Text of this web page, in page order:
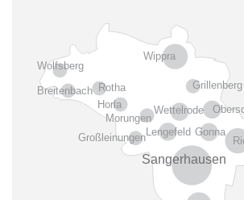
Gonna
Grillenberg
Wippra
Wolfsberg
Rotha
Breitenbach
Horla
Morungen
Wettelrode
Lengefeld
Großleinungen
Sangerhausen